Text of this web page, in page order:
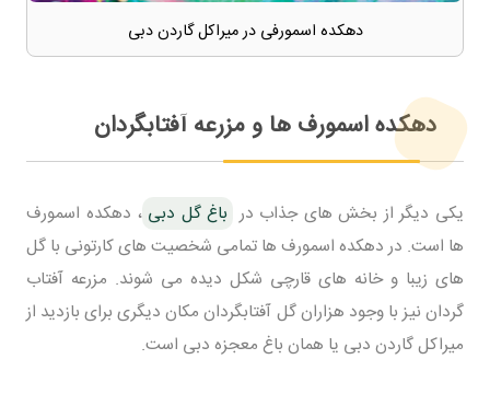
دهکده اسمورفی در میراکل گاردن دبی
دهکده اسمورف ها و مزرعه آفتابگردان
یکی دیگر از بخش های جذاب در باغ گل دبی ، دهکده اسمورف
ها است. در دهکده اسمورف ها تمامی شخصیت های کارتونی با گل
های زیبا و خانه های قارچی شکل دیده می شوند. مزرعه آفتاب
گردان نیز با وجود هزاران گل آفتابگردان مکان دیگری برای بازدید از
میراکل گاردن دبی یا همان باغ معجزه دبی است.